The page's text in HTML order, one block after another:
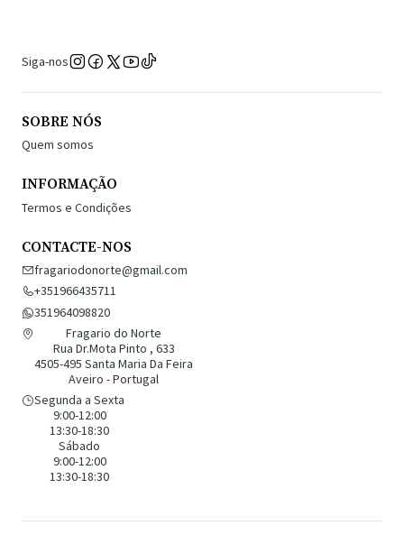
Siga-nos
SOBRE NÓS
Quem somos
INFORMAÇÃO
Termos e Condições
CONTACTE-NOS
fragariodonorte@gmail.com
+351966435711
351964098820
Fragario do Norte
Rua Dr.Mota Pinto , 633
4505-495 Santa Maria Da Feira
Aveiro - Portugal
Segunda a Sexta
9:00-12:00
13:30-18:30
Sábado
9:00-12:00
13:30-18:30